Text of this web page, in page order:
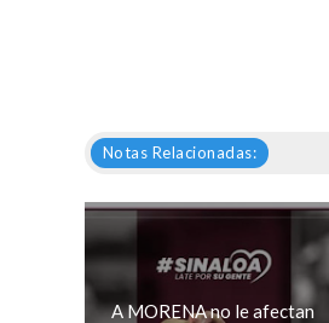
Notas Relacionadas:
A MORENA no le afectan